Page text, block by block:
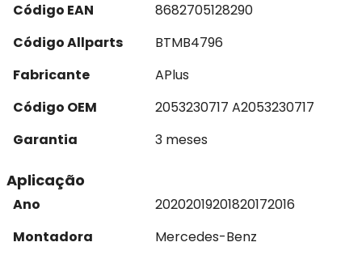
Código EAN
8682705128290
Código Allparts
BTMB4796
Fabricante
APlus
Código OEM
2053230717 A2053230717
Garantia
3 meses
Aplicação
Ano 20202019201820172016
Montadora
Mercedes-Benz